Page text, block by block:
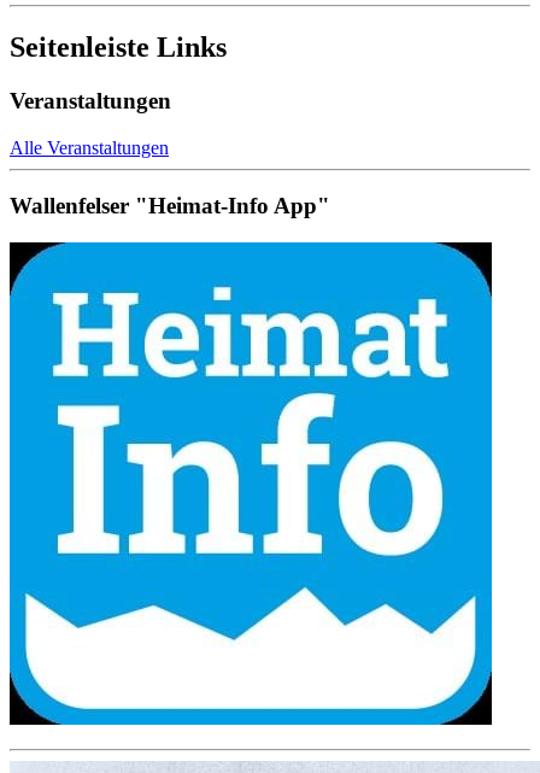
Seitenleiste Links
Veranstaltungen
Alle Veranstaltungen
Wallenfelser "Heimat-Info App"